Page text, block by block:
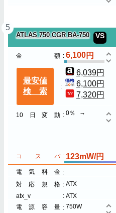
5
ATLAS 750 CGR BA-750 VS
金額 6,100
最安値
検索
6,039円
6,100円
7,320円
10日変動 0％
コスパ 123mW/円
電気料金
対応規格
ATX
atx_v
ATX
電源容量
750W